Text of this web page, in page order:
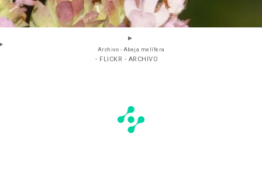
Archivo - Abeja melífera
- FLICKR - ARCHIVO